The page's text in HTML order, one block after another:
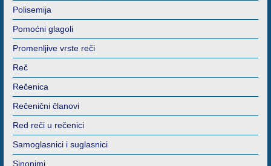
Polisemija
Pomoćni glagoli
Promenljive vrste reči
Reč
Rečenica
Rečenični članovi
Red reči u rečenici
Samoglasnici i suglasnici
Sinonimi